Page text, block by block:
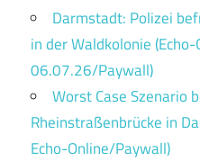
Darmstadt: Polizei
in der Waldkolonie
06.07.26/Paywall)
Worst Case Szenario
Rheinstraßenbrücke in
Echo-Online/Paywall)